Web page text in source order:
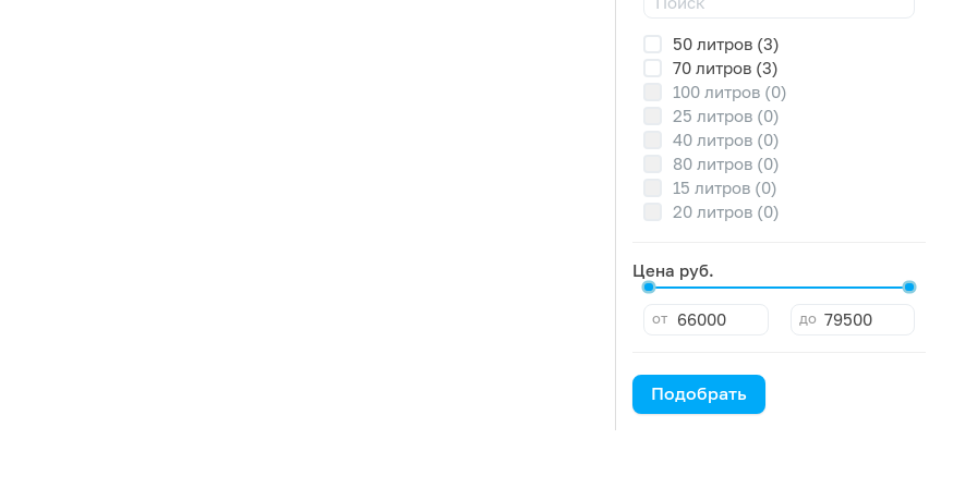
50 литров (3)
70 литров (3)
100 литров (0)
25 литров (0)
40 литров (0)
80 литров (0)
15 литров (0)
20 литров (0)
Цена руб.
от до
Подобрать